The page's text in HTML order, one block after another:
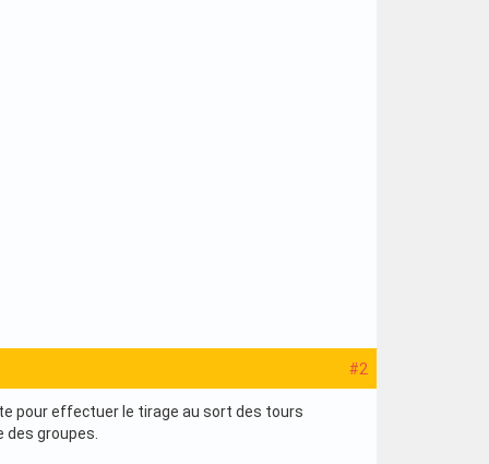
#2
pour effectuer le tirage au sort des tours
des groupes.